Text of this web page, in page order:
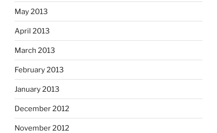
May 2013
April 2013
March 2013
February 2013
January 2013
December 2012
November 2012